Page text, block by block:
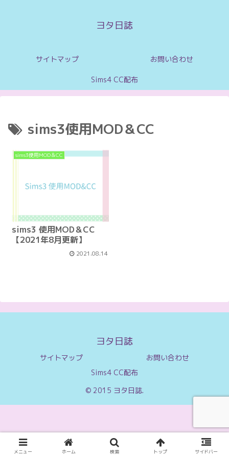
ヨタ日誌
サイトマップ お問い合わせ
Sims4 CC配布
sims3使用MOD＆CC
sims3使用MOD＆CC
sims3 使用MOD＆CC
【2021年8月更新】
2021.08.14
ヨタ日誌
サイトマップ
お問い合わせ
Sims4 CC配布
© 2015 ヨタ日誌.
メニュー ホーム 検索 トップ サイドバー